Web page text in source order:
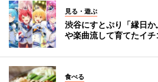
見る・遊ぶ
渋谷にすとぷり「縁日
や楽曲流して育てたイチ
食べる